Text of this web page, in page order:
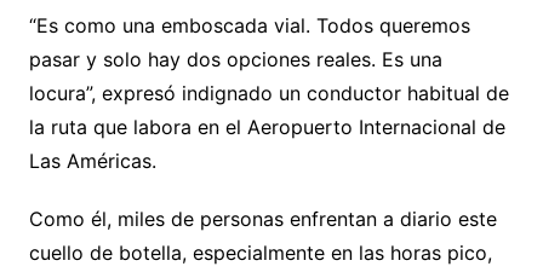
“Es como una emboscada vial. Todos queremos
pasar y solo hay dos opciones reales. Es una
locura”, expresó indignado un conductor habitual de
la ruta que labora en el Aeropuerto Internacional de
Las Américas.
Como él, miles de personas enfrentan a diario este
cuello de botella, especialmente en las horas pico,